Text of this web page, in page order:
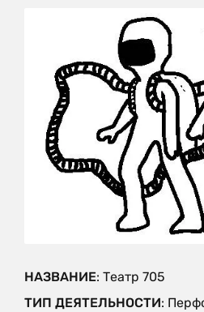
НАЗВАНИЕ: Театр 705
ТИП ДЕЯТЕЛЬНОСТИ: